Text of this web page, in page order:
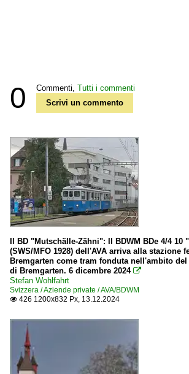
0 Commenti, Tutti i commenti
Scrivi un commento
Il BD "Mutschälle-Zähni": Il BDWM BDe 4/4 10
(SWS/MFO 1928) dell'AVA arriva alla stazione
Bremgarten come tram fonduta nell'ambito
di Bremgarten. 6 dicembre 2024 
Stefan Wohlfahrt
Svizzera / Aziende private / AVA/BDWM
 426 1200x832 Px, 13.12.2024